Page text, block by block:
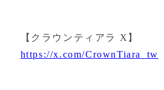
【クラウンティアラ X】
https://x.com/CrownTiara_tw